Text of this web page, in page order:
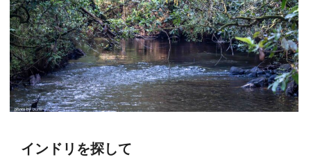
インドリを探して